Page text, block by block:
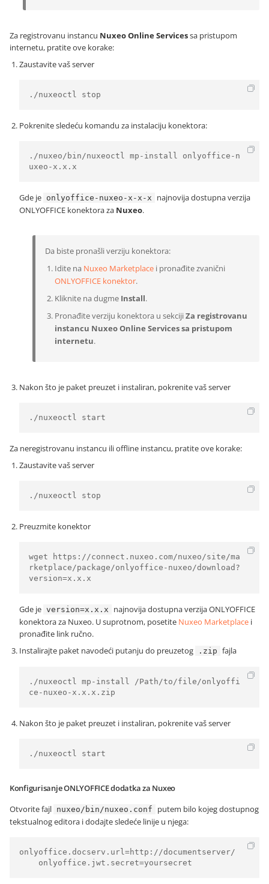
Za registrovanu instancu Nuxeo Online Servicessa pristupom
internetu, pratite ove korake:
Zaustavite vaš server
./nuxeoctl stop
Pokrenite sledeću komandu za instalaciju konektora:
./nuxeo/bin/nuxeoctl mp-install onlyoffice-n
uxeo-x.x.x
Gde je onlyoffice-nuxeo-x-x-x
najnovija dostupna verzija
ONLYOFFICE konektora za Nuxeo.
Da biste pronašli verziju konektora:
Idite na Nuxeo Marketplace i pronađite zvanični
ONLYOFFICE konektor.
Kliknite na dugme Install.
Pronađite verziju konektora u sekcijiZa registrovanu
instancu Nuxeo Online Services sa pristupom
internetu.
Nakon što je paket preuzet i instaliran, pokrenite vaš server
./nuxeoctl start
Za neregistrovanu instancu ili offline instancu, pratite ove korake:
Zaustavite vaš server
./nuxeoctl stop
Preuzmite konektor
wget https://connect.nuxeo.com/nuxeo/site/ma
rketplace/package/onlyoffice-nuxeo/download?
version=x.x.x
Gde je version=x.x.x
najnovija dostupna verzija ONLYOFFICE
konektora za Nuxeo. U suprotnom, posetite Nuxeo Marketplace i
pronađite link ručno.
Instalirajte paket navodeći putanju do preuzetog
.zip fajla
./nuxeoctl mp-install /Path/to/file/onlyoffi
ce-nuxeo-x.x.x.zip
Nakon što je paket preuzet i instaliran, pokrenite vaš server
./nuxeoctl start
Konfigurisanje ONLYOFFICE dodatka za Nuxeo
Otvorite fajl nuxeo/bin/nuxeo.conf
putem bilo kojeg dostupnog
tekstualnog editora i dodajte sledeće linije u njega:
onlyoffice.docserv.url=http://documentserver/
    onlyoffice.jwt.secret=yoursecret